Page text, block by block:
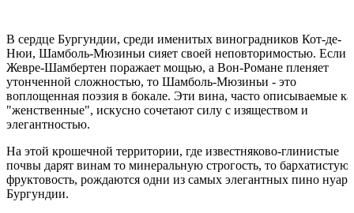
В сердце Бургундии, среди именитых виноградников Кот-де-
Нюи, Шамболь-Мюзиньи сияет своей неповторимостью. Если
Жевре-Шамбертен поражает мощью, а Вон-Романе пленяет
утонченной сложностью, то Шамболь-Мюзиньи - это
воплощенная поэзия в бокале. Эти вина, часто описываемые
"женственные", искусно сочетают силу с изяществом и
элегантностью.
На этой крошечной территории, где известняково-глинистые
почвы дарят винам то минеральную строгость, то бархатистую
фруктовость, рождаются одни из самых элегантных пино
Бургундии.